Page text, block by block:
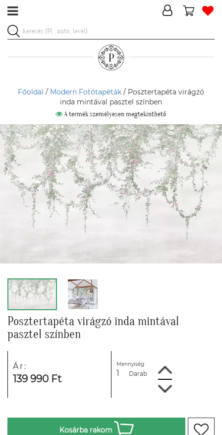
Főoldal / Modern Fotótapéták / Posztertapéta virágzó
inda mintával pasztel színben
A termék személyesen megtekinthető
Posztertapéta virágzó inda mintával
pasztel színben
Ár:
139 990 Ft
Mennyiség:
Darab
Kosárba rakom